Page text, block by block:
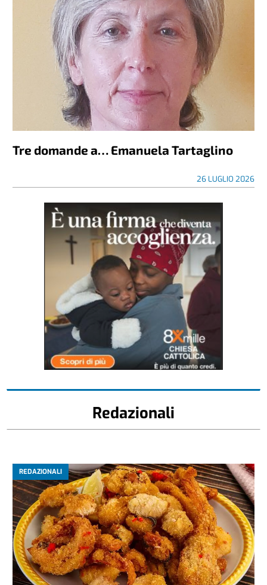
Tre domande a… Emanuela Tartaglino
26 LUGLIO 2026
Redazionali
REDAZIONALI